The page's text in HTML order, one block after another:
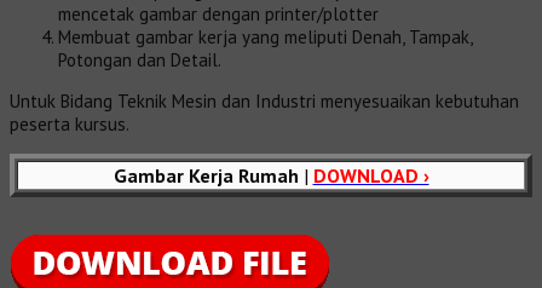
mencetak gambar dengan printer/plotter
Membuat gambar kerja yang meliputi Denah, Tampak,
Potongan dan Detail.
Untuk Bidang Teknik Mesin dan Industri menyesuaikan kebutuhan
peserta kursus.
Gambar Kerja Rumah | DOWNLOAD ›